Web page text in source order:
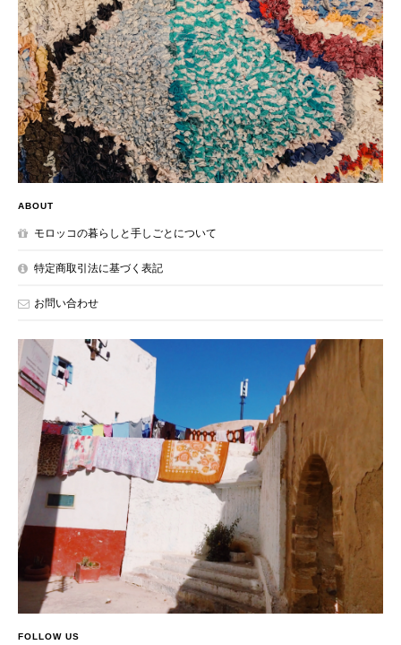
ABOUT
モロッコの暮らしと手しごとについて
特定商取引法に基づく表記
お問い合わせ
FOLLOW US